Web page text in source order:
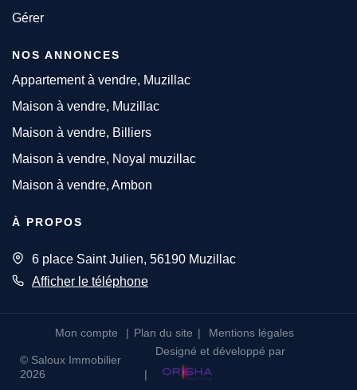
Gérer
NOS ANNONCES
Appartement à vendre, Muzillac
Maison à vendre, Muzillac
Maison à vendre, Billiers
Maison à vendre, Noyal muzillac
Maison à vendre, Ambon
À PROPOS
6 place Saint Julien, 56190 Muzillac
Afficher le téléphone
Mon compte Plan du site Mentions légales
© Saloux Immobilier
2026
Designé et développé par